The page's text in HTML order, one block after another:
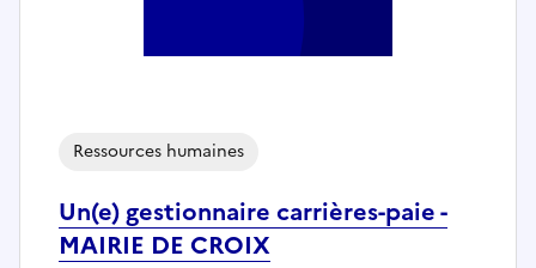
Un(e) gestionnaire carrières-paie -
MAIRIE DE CROIX
Ressources humaines